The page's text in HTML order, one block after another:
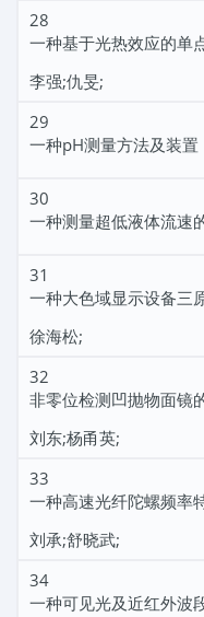
28
一种基于光热效应的单
李强;仇旻;
29
一种pH测量方法及装置
30
一种测量超低液体流速
31
一种大色域显示设备三
徐海松;
32
非零位检测凹抛物面镜
刘东;杨甬英;
33
一种高速光纤陀螺频率
刘承;舒晓武;
34
一种可见光及近红外波